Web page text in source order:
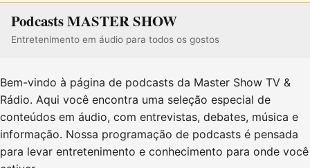
Podcasts MASTER SHOW
Entretenimento em áudio para todos os gostos
Bem-vindo à página de podcasts da Master Show TV &
Rádio. Aqui você encontra uma seleção especial de
conteúdos em áudio, com entrevistas, debates, música e
informação. Nossa programação de podcasts é pensada
para levar entretenimento e conhecimento para onde você